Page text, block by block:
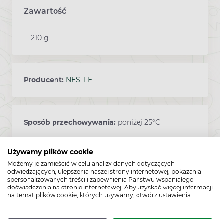
Używamy plików cookie
Możemy je zamieścić w celu analizy danych dotyczących
odwiedzających, ulepszenia naszej strony internetowej, pokazania
spersonalizowanych treści i zapewnienia Państwu wspaniałego
doświadczenia na stronie internetowej. Aby uzyskać więcej informacji
na temat plików cookie, których używamy, otwórz ustawienia.
Zawartość
210 g
Producent: NESTLE
Sposób przechowywania: poniżej 25°C
Pozwolenie: GIS 06/12